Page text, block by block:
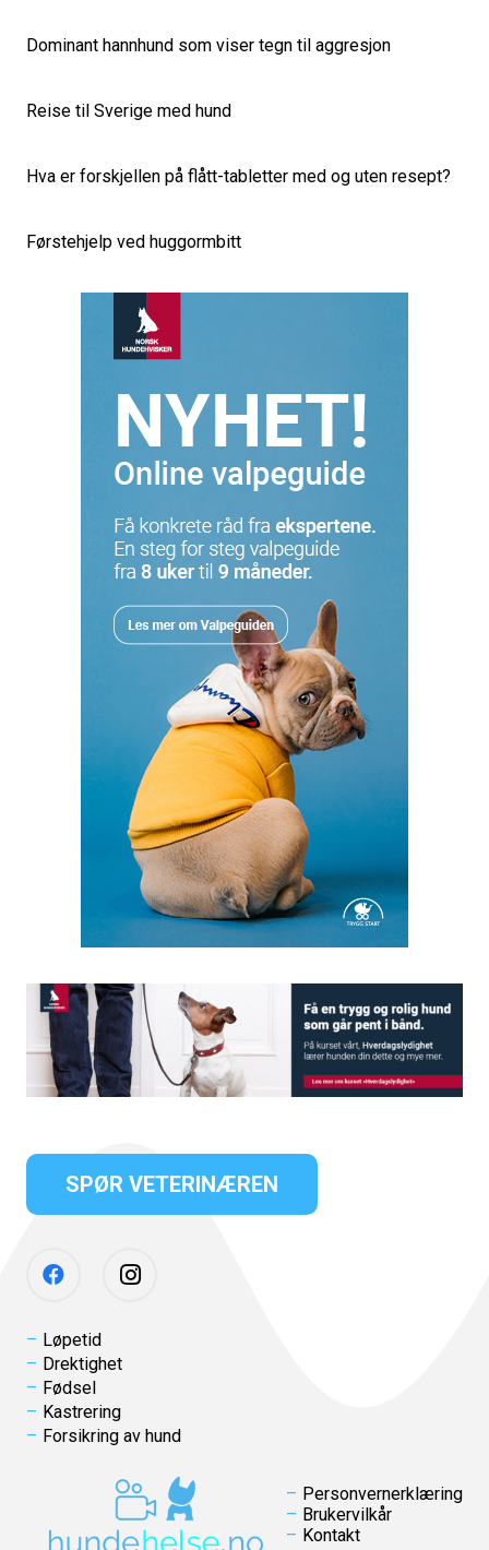
Dominant hannhund som viser tegn til aggresjon
Reise til Sverige med hund
Hva er forskjellen på flått-tabletter med og uten resept?
Førstehjelp ved huggormbitt
SPØR VETERINÆREN
Løpetid
Drektighet
Fødsel
Kastrering
Forsikring av hund
Personvernerklæring
Brukervilkår
Kontakt